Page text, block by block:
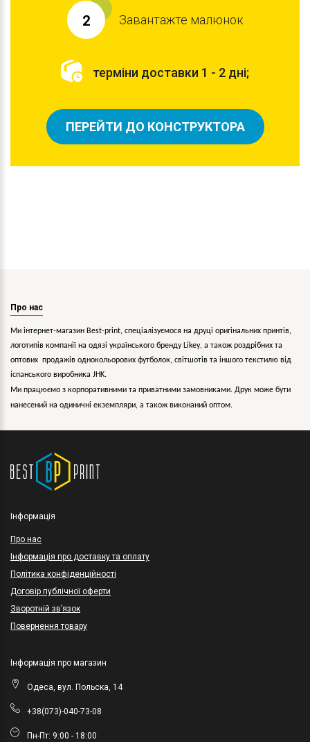
2 Завантажте малюнок
терміни доставки 1 - 2 дні;
ПЕРЕЙТИ ДО КОНСТРУКТОРА
Про нас
Ми інтернет-магазин Best-print, спеціалізуємося на друці оригінальних принтів,
логотипів компанії на одязі українського бренду Likey, а також роздрібних та
оптових продажів однокольорових футболок, світшотів та іншого текстилю від
іспанського виробника JHK.
Ми працюємо з корпоративними та приватними замовниками. Друк може бути
нанесений на одиничні екземпляри, а також виконаний оптом.
Інформація
Про нас
Інформація про доставку та оплату
Політика конфіденційності
Договір публічної оферти
Зворотній зв’язок
Повернення товару
Інформація про магазин
Одеса, вул. Польска, 14
+38(073)-040-73-08
Пн-Пт: 9:00 - 18:00